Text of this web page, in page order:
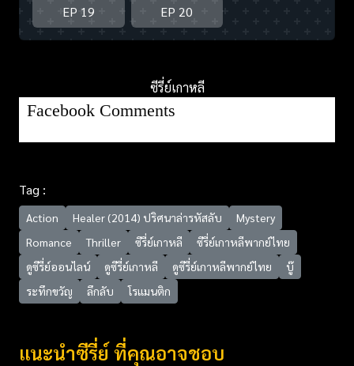
EP 19 EP 20
ซีรี่ย์เกาหลี
Facebook Comments
Tag :
Action Healer (2014) ปริศนาล่ารหัสลับ
Mystery
Romance
Thriller ซีรี่ย์เกาหลี
ซีรี่ย์เกาหลีพากย์ไทย
ดูซีรี่ย์ออนไลน์
ดูซีรี่ย์เกาหลี ดูซีรี่ย์เกาหลีพากย์ไทย
บู๊
ระทึกขวัญ
ลึกลับ โรแมนติก
แนะนำซีรี่ย์ ที่คุณอาจชอบ